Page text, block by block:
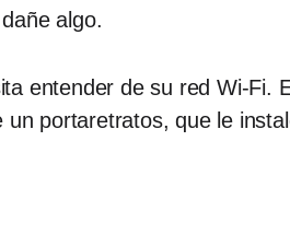
algo.
entender de su red Wi-Fi.
portaretratos, que le